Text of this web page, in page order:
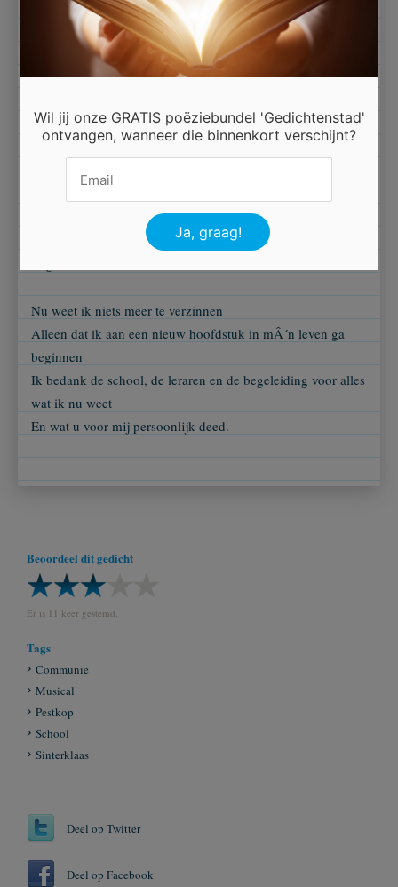
Voor mÂ´n dyslexie probleem ging ik naar Claudia toe
Die werd van alles met me herhalen en oefenen nooit moe
Met lezen begeleidden me het RT team Samira en Ien
Een paar weken zit ik nog in groep acht
De schooltijd ging sneller dan ik dacht
met het onbezorgde leventje is het gedaan
Ieder gaat zÂ´n weg, naar de Hulster of Valuas
Nu weet ik niets meer te verzinnen
Alleen dat ik aan een nieuw hoofdstuk in mÂ´n leven ga
beginnen
Ik bedank de school, de leraren en de begeleiding voor alles
wat ik nu weet
En wat u voor mij persoonlijk deed.
Beoordeel dit gedicht
Er is 11 keer gestemd.
Tags
Communie
Musical
Pestkop
School
Sinterklaas
Deel op Twitter
Deel op Facebook
Wil jij onze GRATIS poëziebundel 'Gedichtenstad'
ontvangen, wanneer die binnenkort verschijnt?